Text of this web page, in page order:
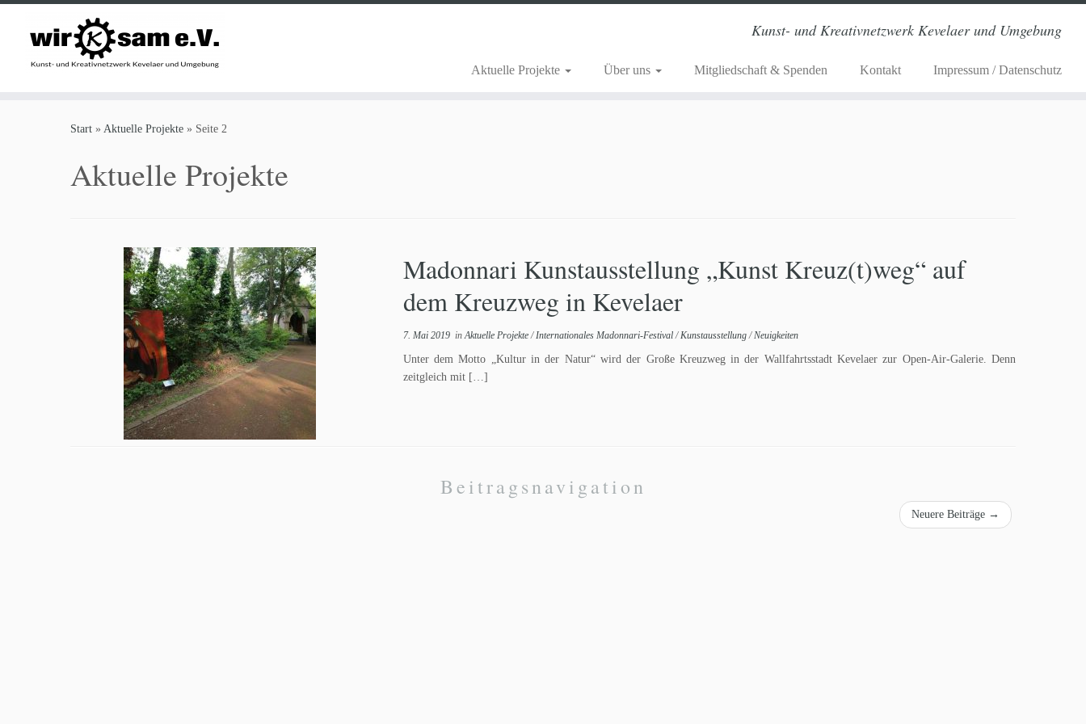
Kunst- und Kreativnetzwerk Kevelaer und Umgebung
Aktuelle Projekte Über uns Mitgliedschaft & Spenden Kontakt Impressum / Datenschutz
Start » Aktuelle Projekte » Seite 2
Aktuelle Projekte
Madonnari Kunstausstellung „Kunst Kreuz(t)weg“ auf
dem Kreuzweg in Kevelaer
7. Mai 2019inAktuelle Projekte/Internationales Madonnari-Festival/Kunstausstellung/Neuigkeiten
Unter dem Motto „Kultur in der Natur“ wird der Große Kreuzweg in der Wallfahrtsstadt Kevelaer zur Open-Air-Galerie. Denn
zeitgleich mit […]
Beitragsnavigation
Neuere Beiträge →